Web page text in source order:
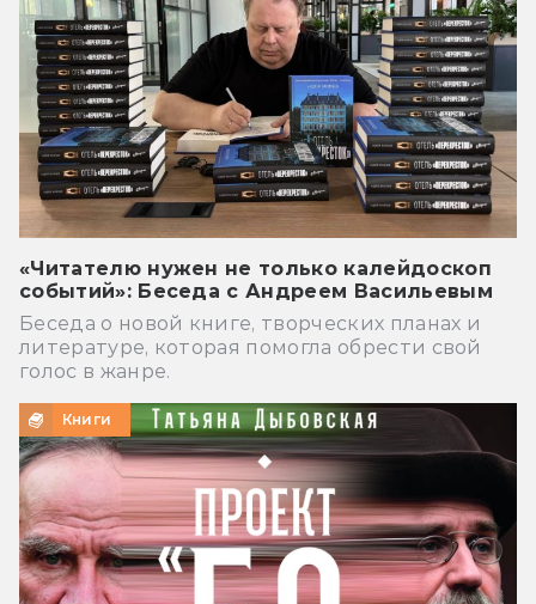
«Читателю нужен не только калейдоскоп
событий»: Беседа с Андреем Васильевым
Беседа о новой книге, творческих планах и
литературе, которая помогла обрести свой
голос в жанре.
Книги